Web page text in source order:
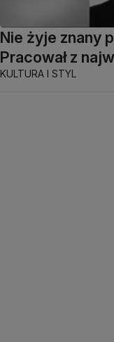
Nie żyje znany
Pracował z
KULTURA I STYL